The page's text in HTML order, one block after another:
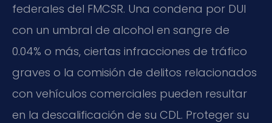
federales del FMCSR. Una condena por DUI
con un umbral de alcohol en sangre de
0.04% o más, ciertas infracciones de tráfico
graves o la comisión de delitos relacionados
con vehículos comerciales pueden resultar
en la descalificación de su CDL. Proteger su